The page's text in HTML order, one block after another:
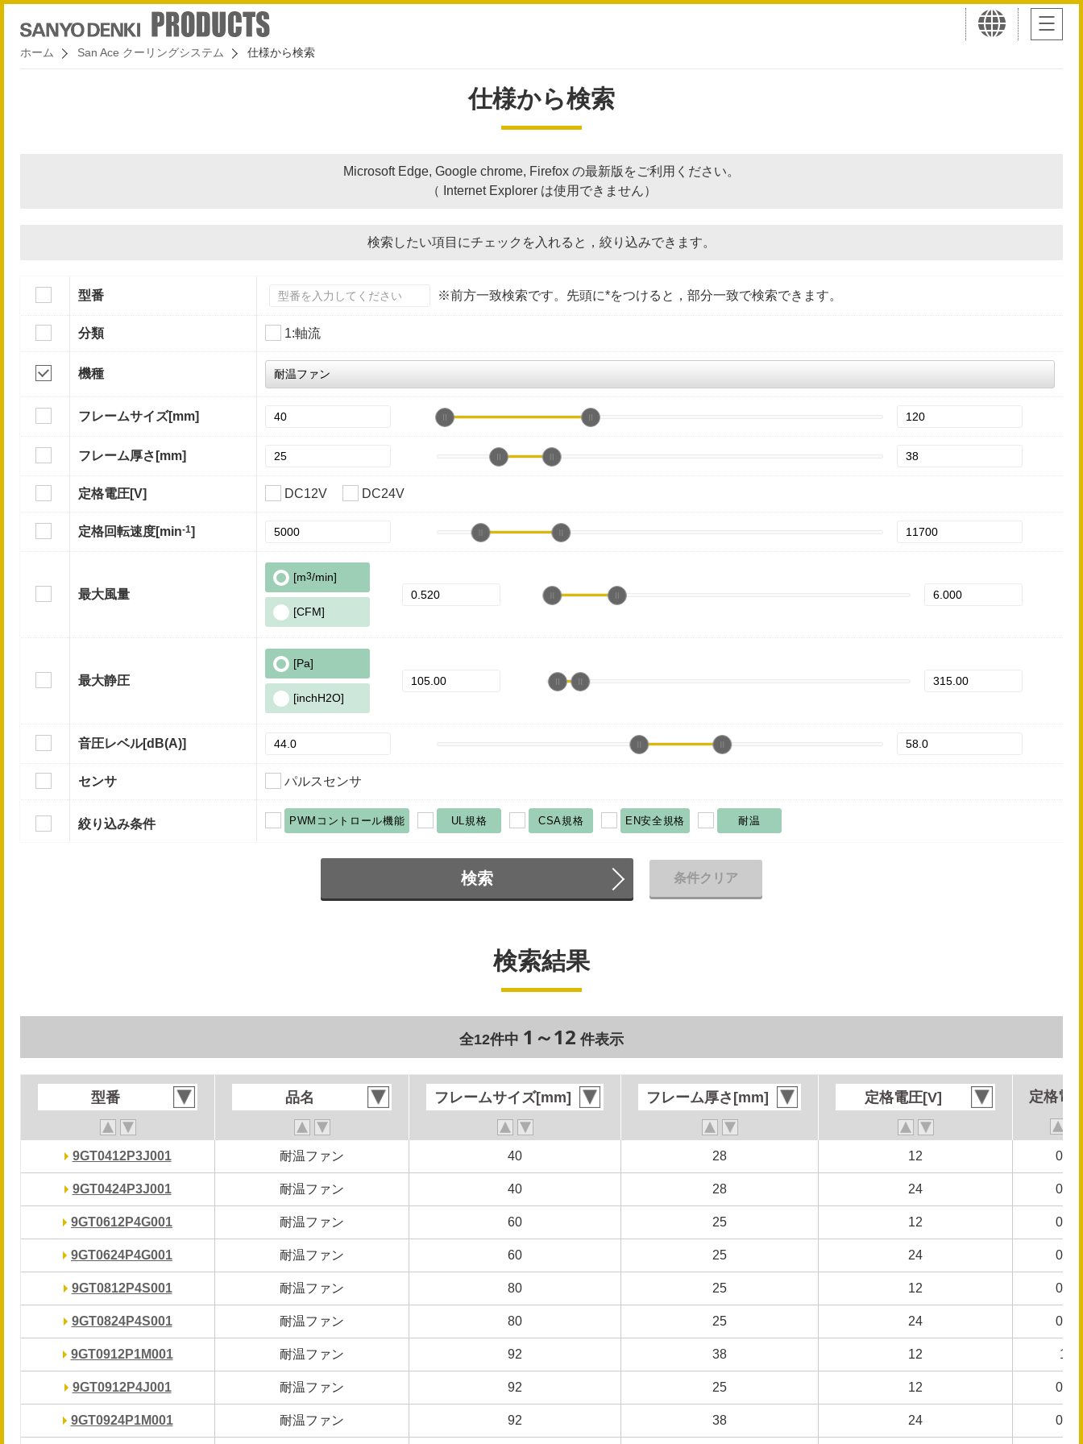
ホーム San Ace クーリングシステム 仕様から検索
仕様から検索
Microsoft Edge, Google chrome, Firefox の最新版をご利用ください。
（ Internet Explorer は使用できません）
検索したい項目にチェックを入れると， 絞り込みできます。
型番 ※前方一致検索です。先頭に*をつけると，部分一致で検索できます。
分類 1:軸流
機種
フレームサイズ[mm]
フレーム厚さ [mm]
定格電圧[V] DC12V DC24V
定格回転速度[min-1]
最大風量
[m3/min]
[CFM]
最大静圧
[Pa]
[inchH2O]
音圧レベル[dB(A)]
センサ パルスセンサ
絞り込み条件 PWMコントロール機能 UL規格 CSA規格 EN安全規格 耐温
検索 条件クリア
検索結果
全12件中 1～12 件表示
型番 品名 フレームサイズ[mm] フレーム厚さ[mm] 定格電圧[V] 定格電
9GT0412P3J001 耐温ファン 40 28 12 0.31
9GT0424P3J001 耐温ファン 40 28 24 0.15
9GT0612P4G001 耐温ファン 60 25 12 0.56
9GT0624P4G001 耐温ファン 60 25 24 0.28
9GT0812P4S001 耐温ファン 80 25 12 0.46
9GT0824P4S001 耐温ファン 80 25 24 0.22
9GT0912P1M001 耐温ファン 92 38 12 1.5
9GT0912P4J001 耐温ファン 92 25 12 0.42
9GT0924P1M001 耐温ファン 92 38 24 0.75
型番 品名 フレームサイズ[mm] フレーム厚さ[mm] 定格電圧[V] 定格電
9GT0412P3J001 耐温ファン 40 28 12 0.31
9GT0424P3J001 耐温ファン 40 28 24 0.15
9GT0612P4G001 耐温ファン 60 25 12 0.56
9GT0624P4G001 耐温ファン 60 25 24 0.28
9GT0812P4S001 耐温ファン 80 25 12 0.46
9GT0824P4S001 耐温ファン 80 25 24 0.22
9GT0912P1M001 耐温ファン 92 38 12 1.5
9GT0912P4J001 耐温ファン 92 25 12 0.42
9GT0924P1M001 耐温ファン 92 38 24 0.75